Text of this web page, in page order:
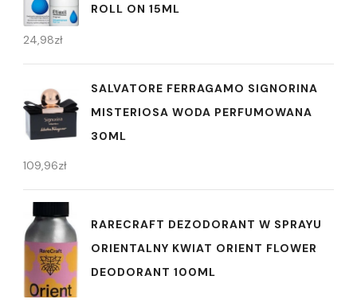
ROLL ON 15ML
24,98zł
SALVATORE FERRAGAMO SIGNORINA
MISTERIOSA WODA PERFUMOWANA
30ML
109,96zł
RARECRAFT DEZODORANT W SPRAYU
ORIENTALNY KWIAT ORIENT FLOWER
DEODORANT 100ML